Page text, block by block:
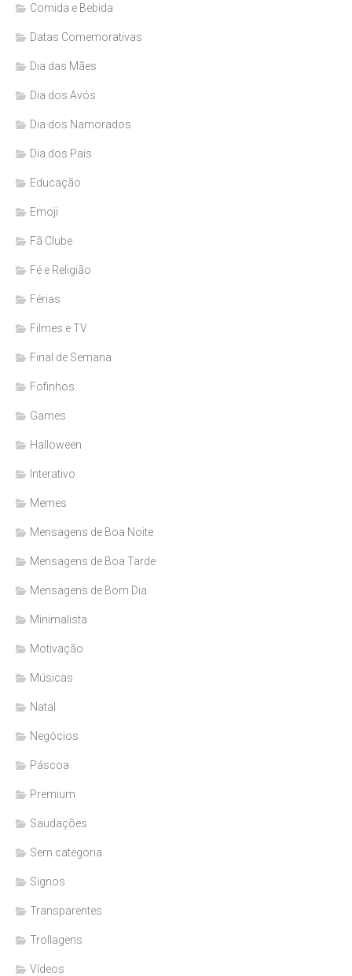
Comida e Bebida
Datas Comemorativas
Dia das Mães
Dia dos Avós
Dia dos Namorados
Dia dos Pais
Educação
Emoji
Fã Clube
Fé e Religião
Férias
Filmes e TV
Final de Semana
Fofinhos
Games
Halloween
Interativo
Memes
Mensagens de Boa Noite
Mensagens de Boa Tarde
Mensagens de Bom Dia
Minimalista
Motivação
Músicas
Natal
Negócios
Páscoa
Premium
Saudações
Sem categoria
Signos
Transparentes
Trollagens
Vídeos